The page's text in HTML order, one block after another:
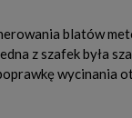
blatów
z szafek była
wycinania